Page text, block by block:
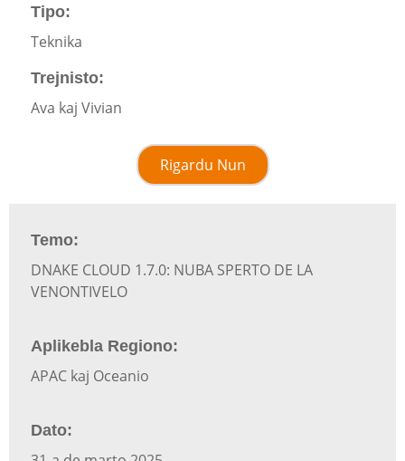
Tipo:
Teknika
Trejnisto:
Ava kaj Vivian
Rigardu Nun
Temo:
DNAKE CLOUD 1.7.0: NUBA SPERTO DE LA
VENONTIVELO
Aplikebla Regiono:
APAC kaj Oceanio
Dato: